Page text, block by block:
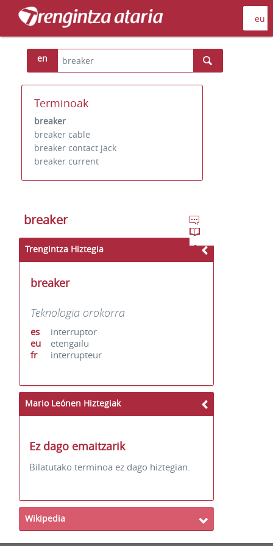
en
Terminoak
breaker
breaker cable
breaker contact jack
breaker current
breaker
Trengintza Hiztegia
breaker
Teknologia orokorra
es
interruptor
eu
etengailu
fr
interrupteur
Mario Leónen Hiztegiak
Ez dago emaitzarik
Bilatutako terminoa ez dago hiztegian.
Wikipedia